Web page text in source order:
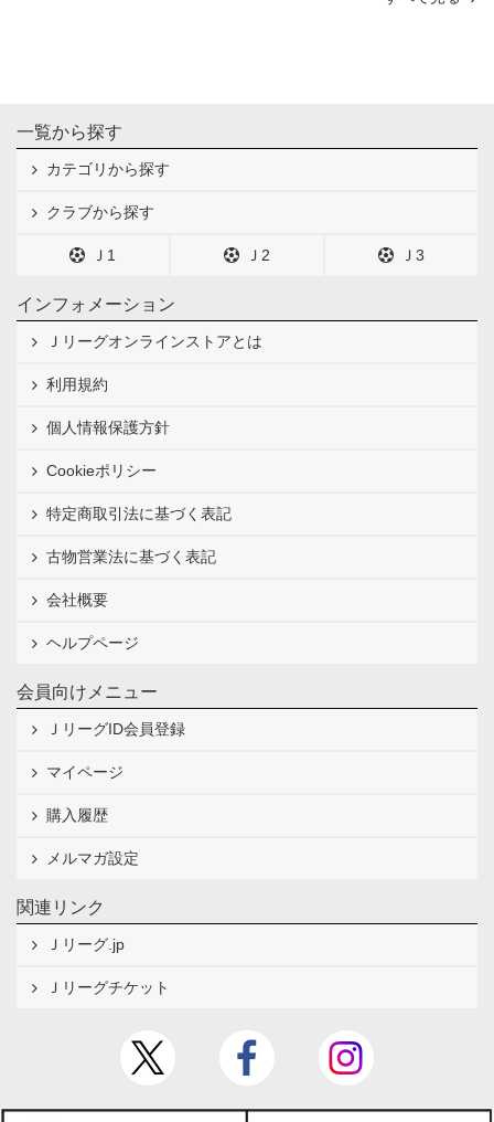
一覧から探す
カテゴリから探す
クラブから探す
Ｊ1 Ｊ2 Ｊ3
インフォメーション
Ｊリーグオンラインストアとは
利用規約
個人情報保護方針
Cookieポリシー
特定商取引法に基づく表記
古物営業法に基づく表記
会社概要
ヘルプページ
会員向けメニュー
ＪリーグID会員登録
マイページ
購入履歴
メルマガ設定
関連リンク
Ｊリーグ.jp
Ｊリーグチケット